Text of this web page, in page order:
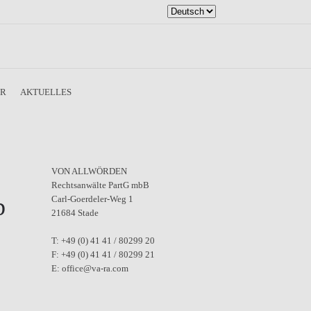
Sprache
AKTUELLES
VON ALLWÖRDEN
Rechtsanwälte PartG mbB
Carl-Goerdeler-Weg 1
21684 Stade
T: +49 (0) 41 41 / 80299 20
F: +49 (0) 41 41 / 80299 21
E: office@va-ra.com